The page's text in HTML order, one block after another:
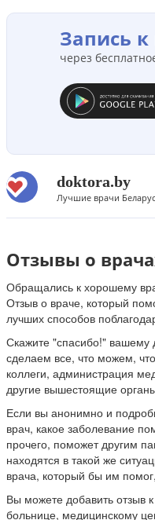
Запись к
через
doktora.by
Лучшие врачи
Отзывы о
Обращались к хорошему
Отзыв о враче, который
лучших способов
Скажите "спасибо!" вашему
сделаем все, что можем,
коллеги, администрация
другие вышестоящие
Если вы анонимно и
врач, какое заболевание
прочего, поможет другим
находятся в такой же
врача, который бы им
Вы можете добавить отзыв
больнице, медицинскому